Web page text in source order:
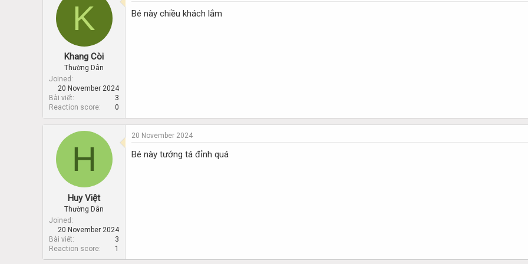
K
Khang Còi
Thường Dân
Joined
20 November 2024
Bài viết
3
Reaction score
0
Bé này chiều khách lắm
H
Huy Việt
Thường Dân
Joined
20 November 2024
Bài viết
3
Reaction score
1
20 November 2024
Bé này tướng tá đỉnh quá